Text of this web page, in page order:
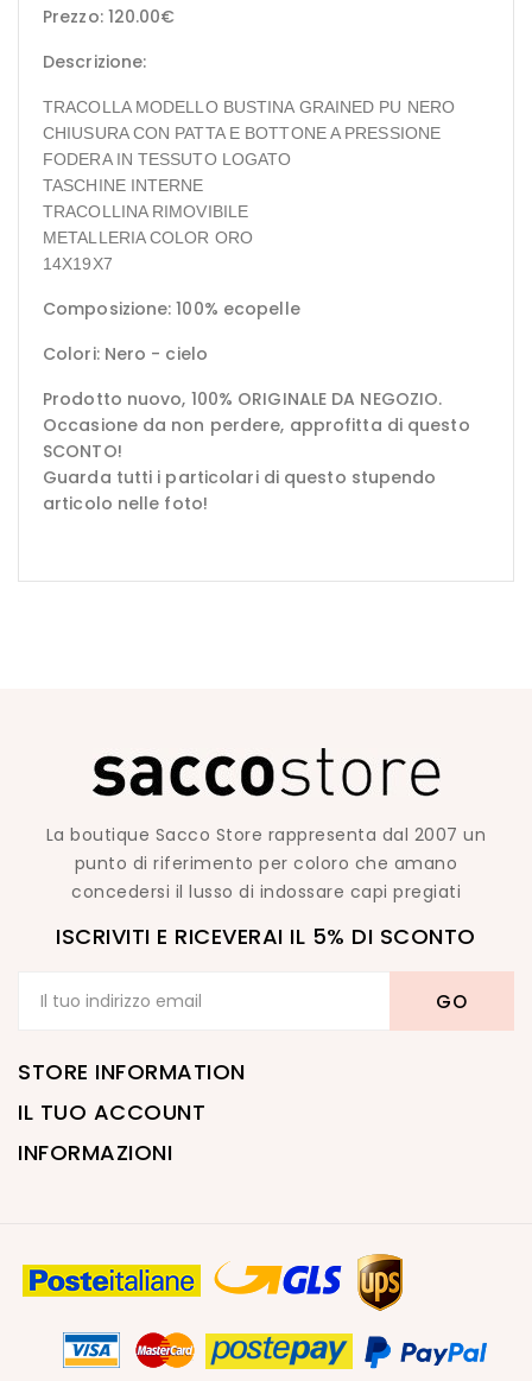
Prezzo: 120.00€
Descrizione:
TRACOLLA MODELLO BUSTINA GRAINED PU NERO
CHIUSURA CON PATTA E BOTTONE A PRESSIONE
FODERA IN TESSUTO LOGATO
TASCHINE INTERNE
TRACOLLINA RIMOVIBILE
METALLERIA COLOR ORO
14X19X7
Composizione: 100% ecopelle
Colori: Nero - cielo
Prodotto nuovo, 100% ORIGINALE DA NEGOZIO.
Occasione da non perdere, approfitta di questo
SCONTO!
Guarda tutti i particolari di questo stupendo
articolo nelle foto!
La boutique Sacco Store rappresenta dal 2007 un
punto di riferimento per coloro che amano
concedersi il lusso di indossare capi pregiati
ISCRIVITI E RICEVERAI IL 5% DI SCONTO
STORE INFORMATION
IL TUO ACCOUNT
INFORMAZIONI